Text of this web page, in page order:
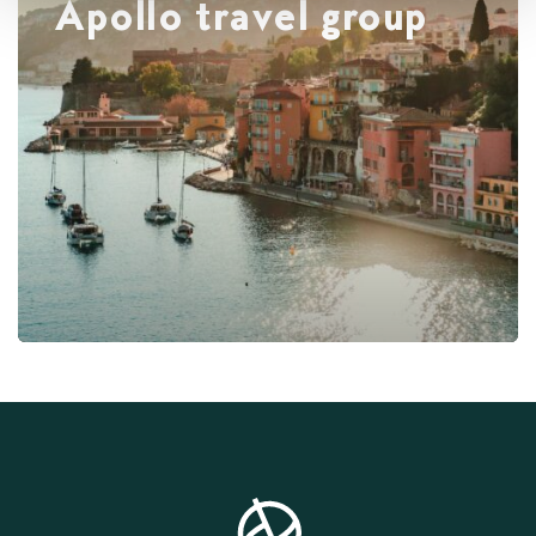
Apollo travel group